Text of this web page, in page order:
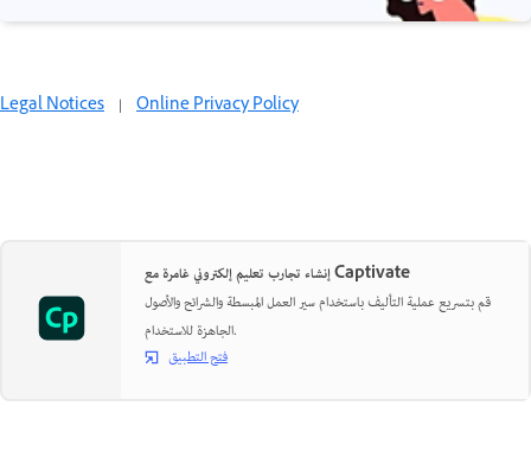
Legal Notices | Online Privacy Policy
إنشاء تجارب تعليم إلكتروني غامرة مع Captivate
قم بتسريع عملية التأليف باستخدام سير العمل المبسطة والشرائح والأصول
الجاهزة للاستخدام.
فتح التطبيق